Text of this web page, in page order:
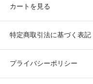
カートを見る
特定商取引法に基づく表記
プライバシーポリシー